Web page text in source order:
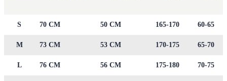
S 70 CM 50 CM 165-170 60-65
M 73 CM 53 CM 170-175 65-70
L 76 CM 56 CM 175-180 70-75